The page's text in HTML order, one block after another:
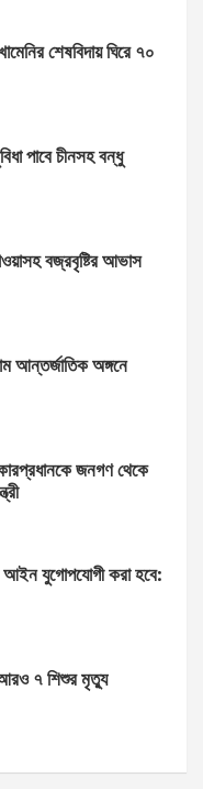
শেষবিদায় ঘিরে ৭০
পাবে চীনসহ বন্ধু
বজ্রবৃষ্টির আভাস
আন্তর্জাতিক অঙ্গনে
জনগণ থেকে
আইন যুগোপযোগী করা হবে:
আরও ৭ শিশুর মৃত্যু